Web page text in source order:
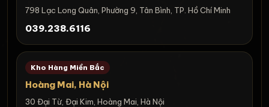
798 Lạc Long Quân, Phường 9, Tân Bình, TP. Hồ Chí Minh
039.238.6116
Kho Hàng Miền Bắc
Hoàng Mai, Hà Nội
30 Đại Từ, Đại Kim, Hoàng Mai, Hà Nội